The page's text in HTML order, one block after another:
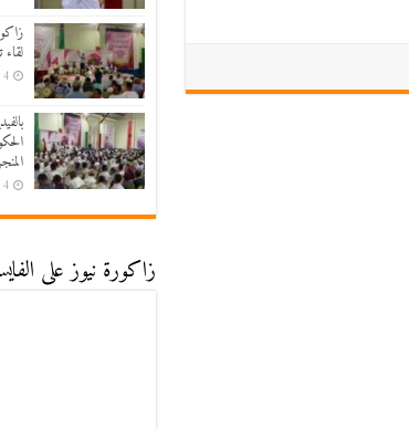
4 أسابيع ago
4 أسابيع ago
زاكورة نيوز على